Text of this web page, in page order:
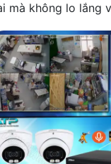
mà không lo lắng